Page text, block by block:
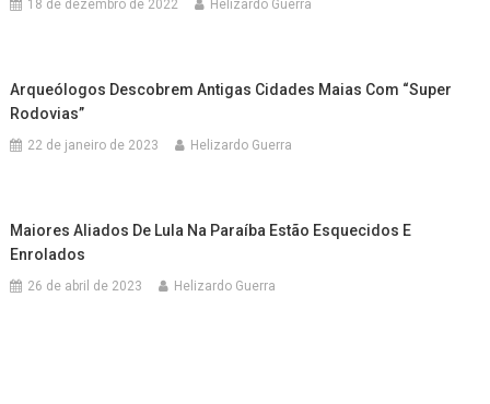
18 de dezembro de 2022 Helizardo Guerra
Arqueólogos Descobrem Antigas Cidades Maias Com “super
Rodovias”
22 de janeiro de 2023 Helizardo Guerra
Maiores Aliados De Lula Na Paraíba Estão Esquecidos E
Enrolados
26 de abril de 2023 Helizardo Guerra